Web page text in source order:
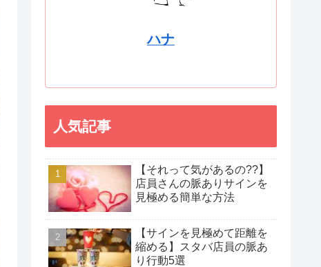
ハナ
人気記事
【それって気があるの??】
店員さんの脈ありサインを
見極める簡単な方法
【サインを見極めて距離を
縮める】スタバ店員の脈あ
り行動5選